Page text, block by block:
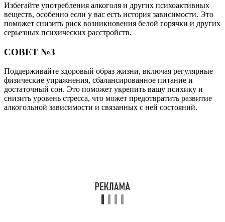
Избегайте употребления алкоголя и других психоактивных
веществ, особенно если у вас есть история зависимости. Это
поможет снизить риск возникновения белой горячки и других
серьезных психических расстройств.
СОВЕТ №3
Поддерживайте здоровый образ жизни, включая регулярные
физические упражнения, сбалансированное питание и
достаточный сон. Это поможет укрепить вашу психику и
снизить уровень стресса, что может предотвратить развитие
алкогольной зависимости и связанных с ней состояний.